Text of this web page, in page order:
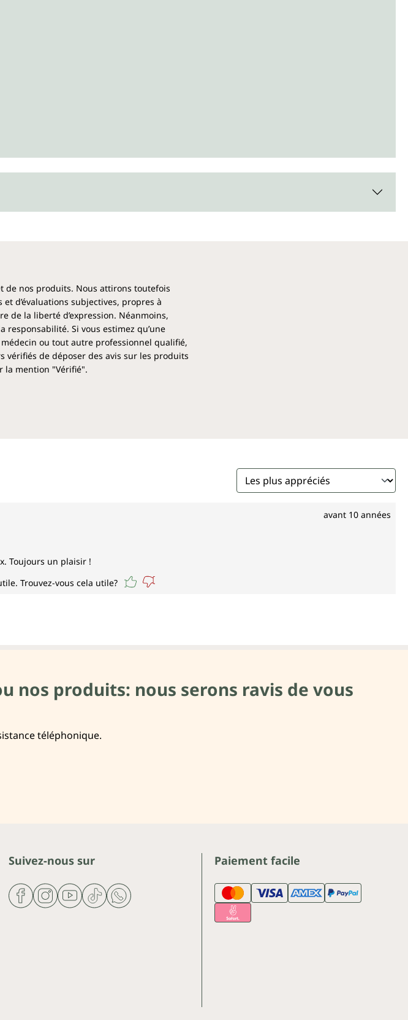
de nos produits. Nous attirons toutefois
d’évaluations subjectives, propres à
de la liberté d’expression. Néanmoins,
Si vous estimez qu’une
ou tout autre professionnel qualifié,
vérifiés de déposer des avis sur les produits
la mention "Vérifié".
avant 10 années
Toujours un plaisir !
Trouvez-vous cela utile?
nos produits: nous serons ravis de vous
téléphonique.
Suivez-nous sur Paiement facile